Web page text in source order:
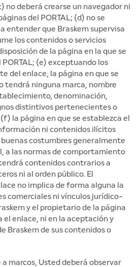
no deberá crearse un navegador ni
del PORTAL; (d) no se
entender que Braskem supervisa
los contenidos o servicios
de la página en la que se
(e) exceptuando los
del enlace, la página en que se
tendrá ninguna marca, nombre
denominación,
distintivos pertenecientes o
la página en que se establezca el
ni contenidos ilícitos
costumbres generalmente
a las normas de comportamiento
contenidos contrarios a
ni al orden público. El
no implica de forma alguna la
comerciales ni vínculos jurídico-
y el propietario de la página
el enlace, ni en la aceptación y
Braskem de sus contenidos o
a marcos, Usted deberá observar